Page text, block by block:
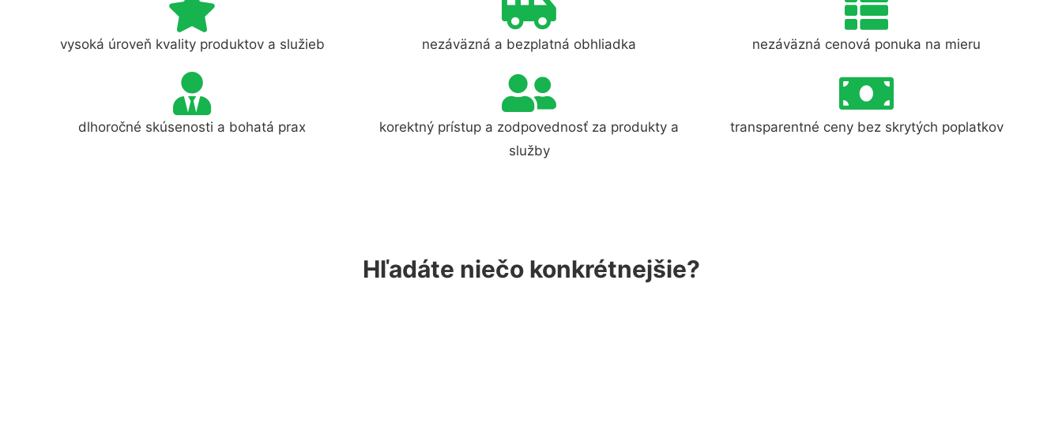
vysoká úroveň kvality produktov a služieb nezáväzná a bezplatná obhliadka nezáväzná cenová ponuka na mieru
dlhoročné skúsenosti a bohatá prax
korektný prístup a zodpovednosť za produkty a
služby
transparentné ceny bez skrytých poplatkov
Hľadáte niečo konkrétnejšie?